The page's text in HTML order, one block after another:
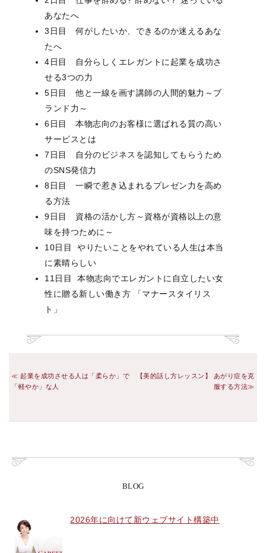
あなたへ
3日目 何がしたいか、できるのか迷えるあな
たへ
4日目 自分らしくエレガントに起業を成功さ
せる3つの力
5日目 他と一線を画す講師の人間的魅力～ブ
ランド力～
6日目 本物志向のお客様に選ばれる質の高い
サービスとは
7日目 自分のビジネスを認知してもらうため
のSNS発信力
8日目 一瞬で惹き込まれるプレゼン力を高め
る方法
9日目 資格の活かし方～資格が資格以上の意
味を持つために～
10日目 やりたいことをやれている人生は本当
に素晴らしい
11日目 本物志向でエレガントに自立したい女
性に贈る新しい働き方 「マナースタイリス
ト」
起業を成功させる人は「柔らか」で
「軽やか」な人
【美的話し方レッスン】 あがり症を克
服する方法
BLOG
2026年に向けて新ウェブサイト構築中